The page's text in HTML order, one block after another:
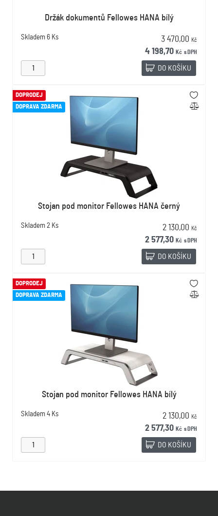
Držák dokumentů Fellowes HANA bílý
Skladem 6 Ks 3 470,00 Kč
4 198,70 Kč s DPH
DO KOŠÍKU
DOPRODEJ
DOPRAVA ZDARMA
Stojan pod monitor Fellowes HANA černý
Skladem 2 Ks 2 130,00 Kč
2 577,30 Kč s DPH
DO KOŠÍKU
DOPRODEJ
DOPRAVA ZDARMA
Stojan pod monitor Fellowes HANA bílý
Skladem 4 Ks 2 130,00 Kč
2 577,30 Kč s DPH
DO KOŠÍKU